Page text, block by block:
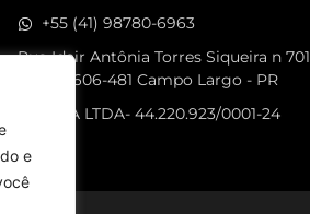
e
+55 (41) 98780-6963
Rua Idair Antônia Torres Siqueira n 701
CEP 83606-481 Campo Largo - PR
SCOLLA LTDA- 44.220.923/0001-24